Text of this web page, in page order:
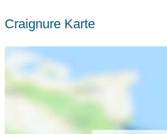
Craignure Karte